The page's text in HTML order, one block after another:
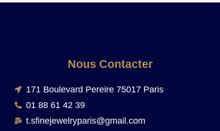
Nous Contacter
171 Boulevard Pereire 75017 Paris
01 88 61 42 39
t.sfinejewelryparis@gmail.com